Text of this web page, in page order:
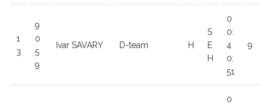
1
3
9
0
5
9
Ivar SAVARY D-team H
S
E
H
0
0:
4
0:
51
9
0